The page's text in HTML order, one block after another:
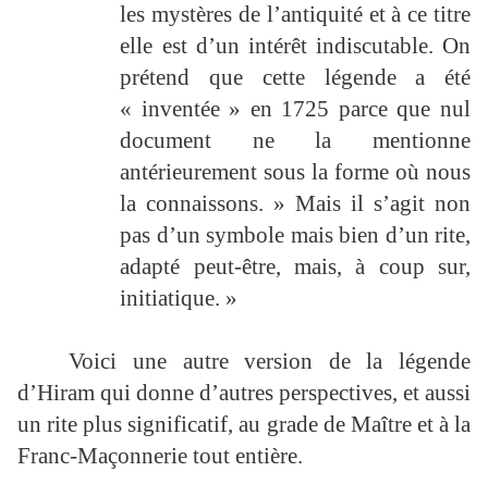
les mystères de l’antiquité et à ce titre
elle est d’un intérêt indiscutable. On
prétend que cette légende a été
« inventée » en 1725 parce que nul
document ne la mentionne
antérieurement sous la forme où nous
la connaissons. » Mais il s’agit non
pas d’un symbole mais bien d’un rite,
adapté peut-être, mais, à coup sur,
initiatique. »
Voici une autre version de la légende
d’Hiram qui donne d’autres perspectives, et aussi
un rite plus significatif, au grade de Maître et à la
Franc-Maçonnerie tout entière.